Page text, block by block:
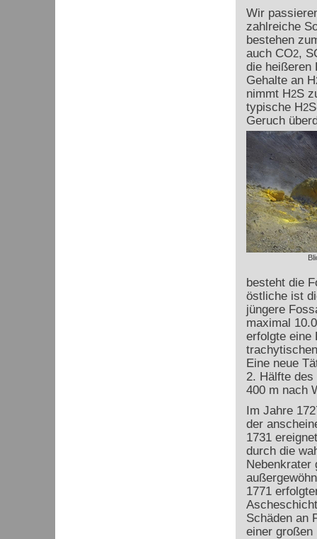
Wir
zahlreiche
bestehen
auch CO2,
die heißeren
Gehalte an H
nimmt H2S
typische H2
Geruch
besteht die
östliche ist
jüngere
maximal
erfolgte eine
Eine neue
2. Hälfte
400 m nach
Im Jahre
der
1731
durch die
Nebenkrater
1771
Schäden an
einer großen